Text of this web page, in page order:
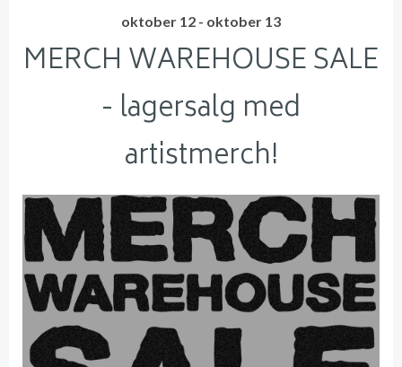
oktober 12 - oktober 13
MERCH WAREHOUSE SALE
- lagersalg med
artistmerch!